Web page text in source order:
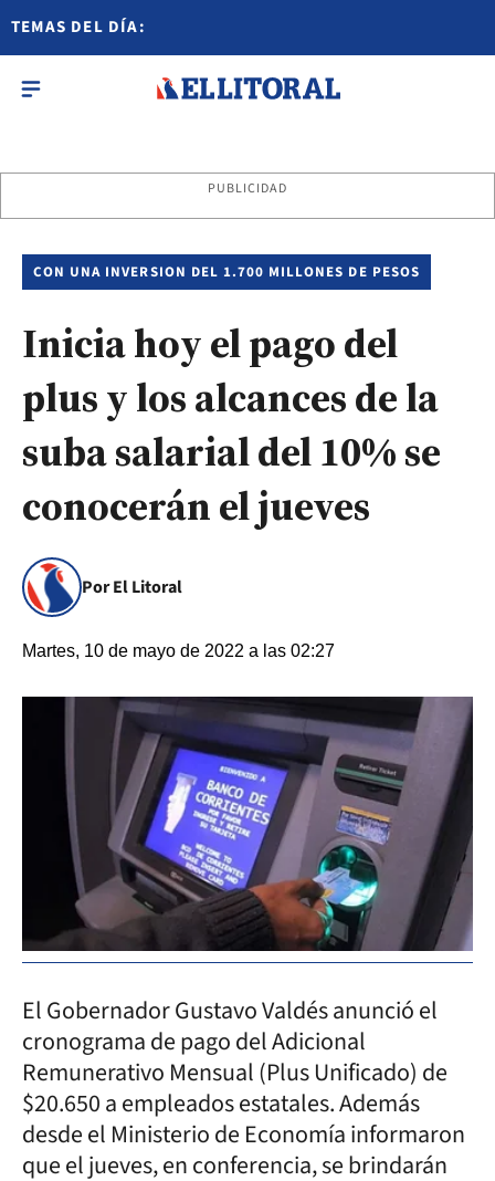
TEMAS DEL DÍA:
PUBLICIDAD
CON UNA INVERSION DEL 1.700 MILLONES DE PESOS
Inicia hoy el pago del
plus y los alcances de la
suba salarial del 10% se
conocerán el jueves
Por El Litoral
Martes, 10 de mayo de 2022 a las 02:27
El Gobernador Gustavo Valdés anunció el
cronograma de pago del Adicional
Remunerativo Mensual (Plus Unificado) de
$20.650 a empleados estatales. Además
desde el Ministerio de Economía informaron
que el jueves, en conferencia, se brindarán